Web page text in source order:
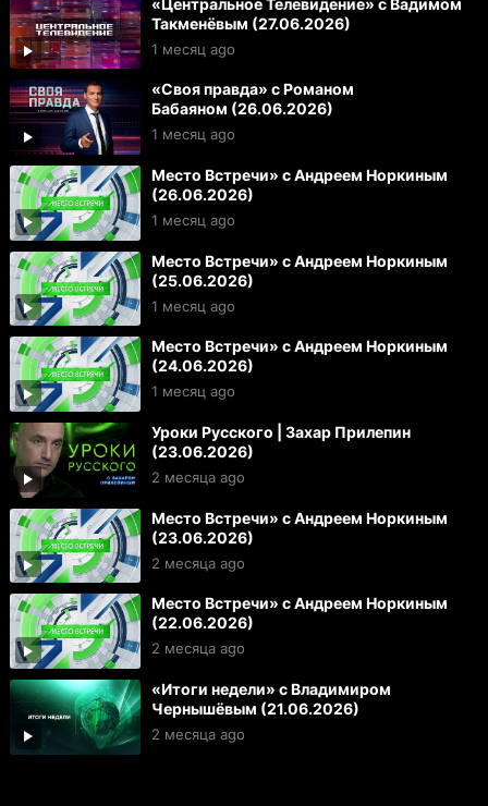
Такменёвым (27.06.2026)
1 месяц ago
«Своя правда» с Романом
Бабаяном (26.06.2026)
1 месяц ago
Место Встречи» с Андреем Норкиным
(26.06.2026)
1 месяц ago
Место Встречи» с Андреем Норкиным
(25.06.2026)
1 месяц ago
Место Встречи» с Андреем Норкиным
(24.06.2026)
1 месяц ago
Уроки Русского | Захар Прилепин
(23.06.2026)
2 месяца ago
Место Встречи» с Андреем Норкиным
(23.06.2026)
2 месяца ago
Место Встречи» с Андреем Норкиным
(22.06.2026)
2 месяца ago
«Итоги недели» с Владимиром
Чернышёвым (21.06.2026)
2 месяца ago